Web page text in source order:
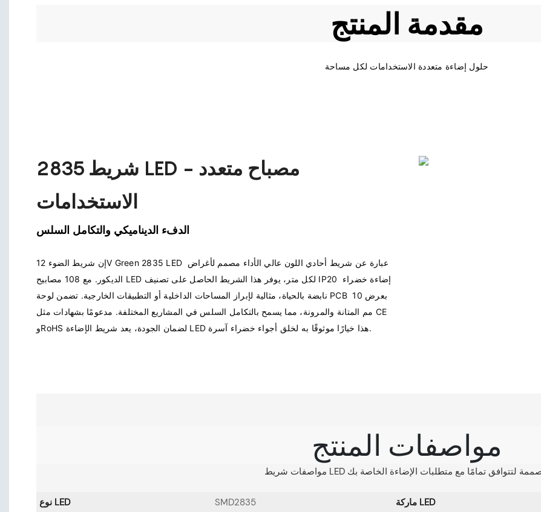
مقدمة المنتج
شريط 2835 LED - مصباح متعدد
الدفء الديناميكي والتكامل السلس
إن شريط الضوء 12V Green 2835 LED عبارة عن شريط أحادي اللون عالي الأداء مصمم لأغراض
الديكور. مع 108 مصابيح LED لكل متر، يوفر هذا الشريط الحاصل على تصنيف IP20 إضاءة خضراء
نابضة بالحياة، مثالية لإبراز المساحات الداخلية أو التطبيقات الخارجية. تضمن لوحة PCB بعرض 10
مم المتانة والمرونة، مما يسمح بالتكامل السلس في المشاريع المختلفة. مدعومًا بشهادات مثل CE
مواصفات المنتج
نوع LED SMD2835 ماركة LED